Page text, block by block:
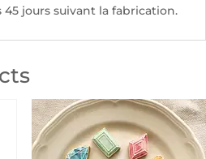
jours suivant la fabrication.